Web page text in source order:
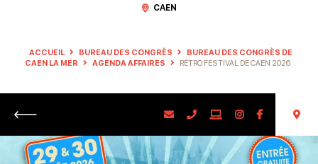
CAEN
ACCUEIL BUREAU DES CONGRÈS
BUREAU DES CONGRÈS DE
CAEN LA MER
AGENDA AFFAIRES RÉTRO FESTIVAL DE CAEN 2026
Retour